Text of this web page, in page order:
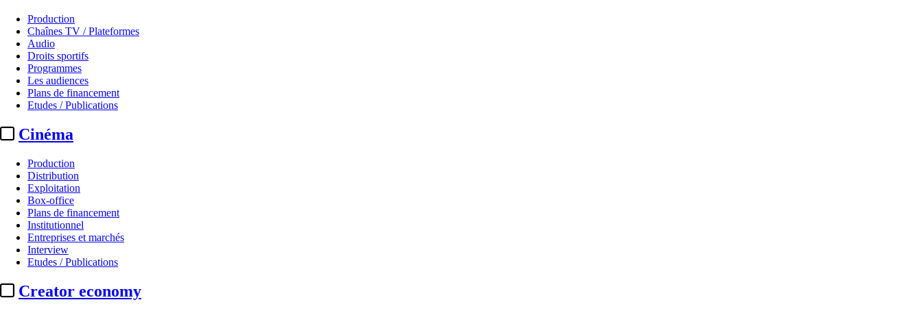
Production
Chaînes TV / Plateformes
Audio
Droits sportifs
Programmes
Les audiences
Plans de financement
Etudes / Publications
Cinéma
Production
Distribution
Exploitation
Box-office
Plans de financement
Institutionnel
Entreprises et marchés
Interview
Etudes / Publications
Creator economy